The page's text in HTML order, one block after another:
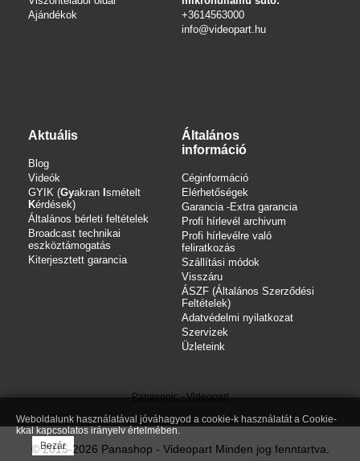
Ajándékok
+3614563000
info@videopart.hu
Aktuális
Blog
Videók
GYIK (Gyakran smételt
Kérdések)
Általános bérleti feltételek
Broadcast technikai
eszköztámogatás
Kiterjesztett garancia
Általános
információ
Céginformáció
Elérhetőségek
Garancia -Extra garancia
Profi hírlevél archivum
Profi hírlevélre való
feliratkozás
Szállítási módok
Visszáru
ÁSZF (Általános Szerződési
Feltételek)
Adatvédelmi nyilatkozat
Szervizek
Üzleteink
Panasonic - Videopart
© 2015-2026 Panashop - Videopart Minden jog fenntartva.
Weboldalunk használatával jóváhagyod a cookie-k használatát a Cookie-
kkal kapcsolatos irányelv értelmében.
Bezár